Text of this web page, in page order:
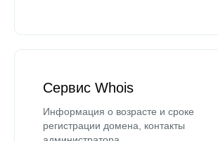
Сервис Whois
Информация о возрасте и сроке
регистрации домена, контакты